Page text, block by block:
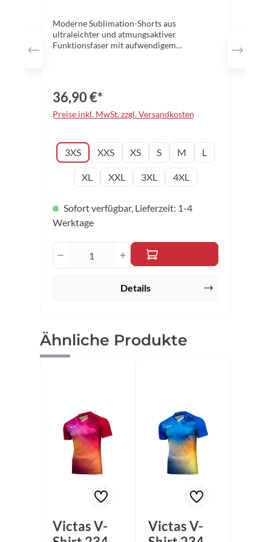
Moderne Sublimation-Shorts aus
ultraleichter und atmungsaktiver
Funktionsfaser mit aufwendigem
die beiden seitlichen Taschen erhöhen
zusätzlich den Tragekomfort. Farbe:
schwarz Material: 100% Polyester Größen:
36,90 €*
Preise inkl. MwSt. zzgl. Versandkosten
Konfektionsgrößeauswählen
3XS XXS XS S M L
XL XXL 3XL 4XL
Sofort verfügbar, Lieferzeit: 1-4
Werktage
Produkt Anzahl: Gib den
Details
Produktgalerie überspringen
Ähnliche Produkte
Victas V-
Victas V-